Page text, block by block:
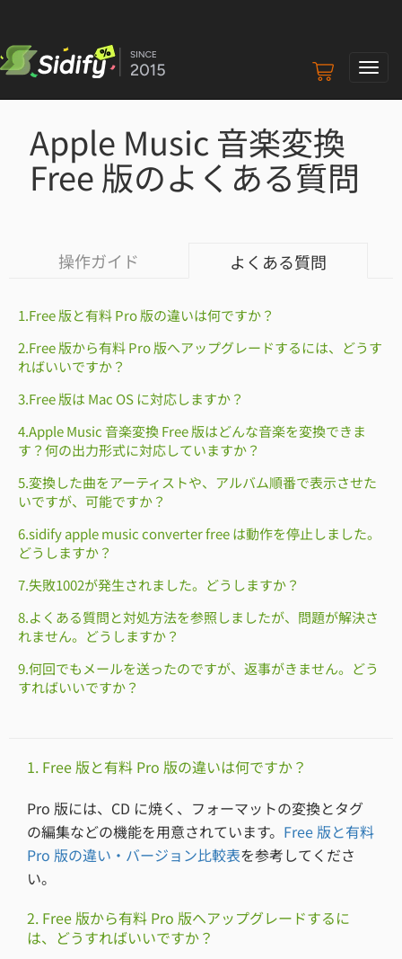
ナ
Apple Music 音楽変換
Free 版のよくある質問
操作ガイド よくある質問
1.Free 版と有料 Pro 版の違いは何ですか？
2.Free 版から有料 Pro 版へアップグレードするには、どうす
ればいいですか？
3.Free 版は Mac OS に対応しますか？
4.Apple Music 音楽変換 Free 版はどんな音楽を変換できま
す？何の出力形式に対応していますか？
5.変換した曲をアーティストや、アルバム順番で表示させた
いですが、可能ですか？
6.sidify apple music converter free は動作を停止しました。
どうしますか？
7.失敗1002が発生されました。どうしますか？
8.よくある質問と対処方法を参照しましたが、問題が解決さ
れません。どうしますか？
9.何回でもメールを送ったのですが、返事がきません。どう
すればいいですか？
1. Free 版と有料 Pro 版の違いは何ですか？
Pro 版には、CD に焼く、フォーマットの変換とタグ
の編集などの機能を用意されています。 Free 版と有料
Pro 版の違い・バージョン比較表を参考してくださ
い。
2. Free 版から有料 Pro 版へアップグレードするに
は、どうすればいいですか？